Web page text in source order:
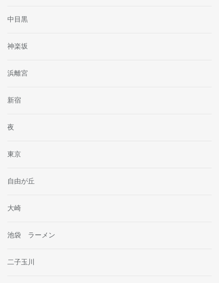
中目黒
神楽坂
浜離宮
新宿
夜
東京
自由が丘
大崎
池袋 ラーメン
二子玉川